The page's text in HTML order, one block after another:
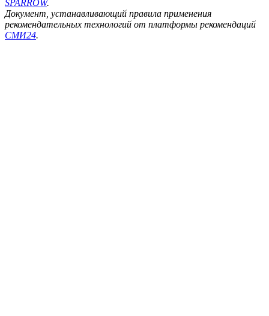
SPARROW.
Документ, устанавливающий правила применения
рекомендательных технологий от платформы рекомендаций
СМИ24.